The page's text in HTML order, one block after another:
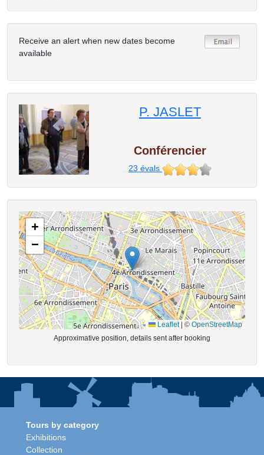
Receive an alert when new dates become
available
P. JASLET
Conférencier
23 évals
+
−
Leaflet ©OpenStreetMap
Approximative position, details sent after booking
Tours by category
Exhibitions
Collection